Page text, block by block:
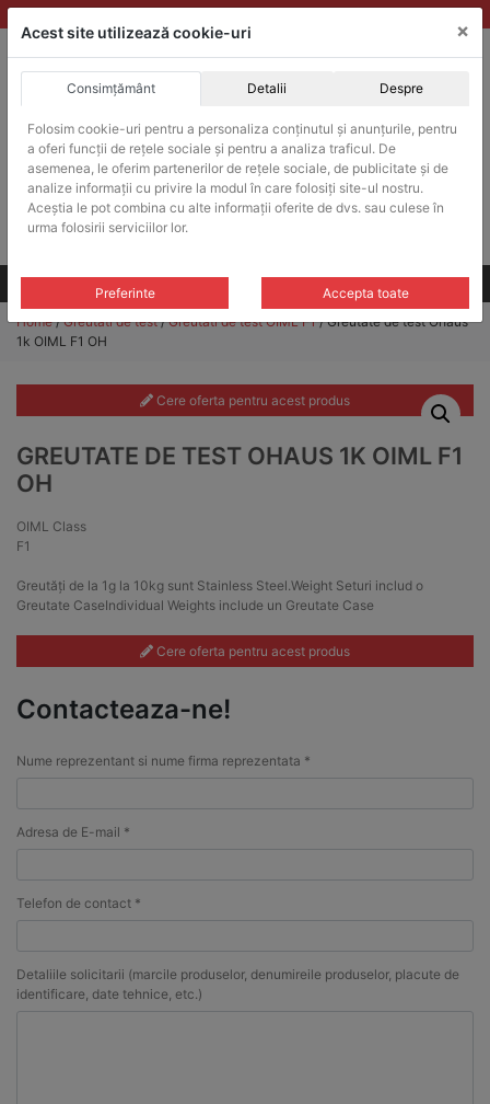
Skip
to
ACHIZITII PUBLICE
Produsele pot fi achizitionate si in sistemul SEAP / SICAP
Products
search
CAUTARE
Toate produsele
Home/Greutati de test/Greutati de test OIML F1/ Greutate de test Ohaus
1k OIML F1 OH
Cere oferta pentru acest produs
GREUTATE DE TEST OHAUS 1K OIML F1
OH
OIML Class
F1
Greutăți de la 1g la 10kg sunt Stainless Steel.Weight Seturi includ o
Greutate CaseIndividual Weights include un Greutate Case
Cere oferta pentru acest produs
Contacteaza-ne!
Nume reprezentant si nume firma reprezentata *
Adresa de E-mail *
Telefon de contact *
Detaliile solicitarii (marcile produselor, denumireile produselor, placute de
identificare, date tehnice, etc.)
Acest site utilizează cookie-uri ×
Consimțământ Detalii Despre
Folosim cookie-uri pentru a personaliza conținutul și anunțurile, pentru
a oferi funcții de rețele sociale și pentru a analiza traficul. De
asemenea, le oferim partenerilor de rețele sociale, de publicitate și de
analize informații cu privire la modul în care folosiți site-ul nostru.
Aceștia le pot combina cu alte informații oferite de dvs. sau culese în
urma folosirii serviciilor lor.
Preferinte Accepta toate